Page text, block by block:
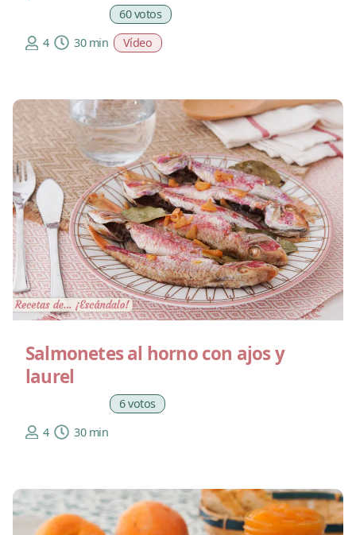
60 votos
4
30 min Vídeo
Salmonetes al horno con ajos y
laurel
6 votos
4
30 min